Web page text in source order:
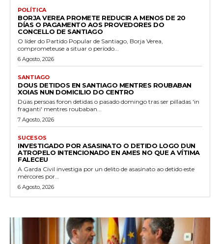
POLÍTICA
BORJA VEREA PROMETE REDUCIR A MENOS DE 20
DÍAS O PAGAMENTO AOS PROVEDORES DO
CONCELLO DE SANTIAGO
O líder do Partido Popular de Santiago, Borja Verea,
comprometeuse a situar o período...
6 Agosto, 2026
SANTIAGO
DOUS DETIDOS EN SANTIAGO MENTRES ROUBABAN
XOIAS NUN DOMICILIO DO CENTRO
Dúas persoas foron detidas o pasado domingo tras ser pilladas 'in
fraganti' mentres roubaban...
7 Agosto, 2026
SUCESOS
INVESTIGADO POR ASASINATO O DETIDO LOGO DUN
ATROPELO INTENCIONADO EN AMES NO QUE A VÍTIMA
FALECEU
A Garda Civil investiga por un delito de asasinato ao detido este
mércores por...
6 Agosto, 2026